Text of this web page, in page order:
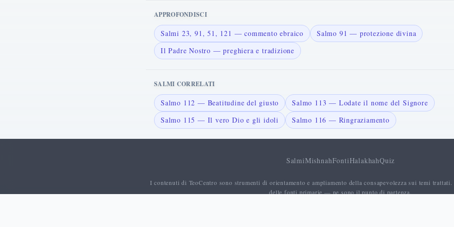
APPROFONDISCI
Salmi 23, 91, 51, 121 — commento ebraico
Salmo 91 — protezione divina
Il Padre Nostro — preghiera e tradizione
SALMI CORRELATI
Salmo 112 — Beatitudine del giusto
Salmo 113 — Lodate il nome del Signore
Salmo 115 — Il vero Dio e gli idoli
Salmo 116 — Ringraziamento
SalmiMishnahFontiHalakhahQuiz
I contenuti di TeoCentro sono strumenti di orientamento e ampliamento della consapevolezza sui temi
delle fonti primarie — ne sono il punto di partenza.